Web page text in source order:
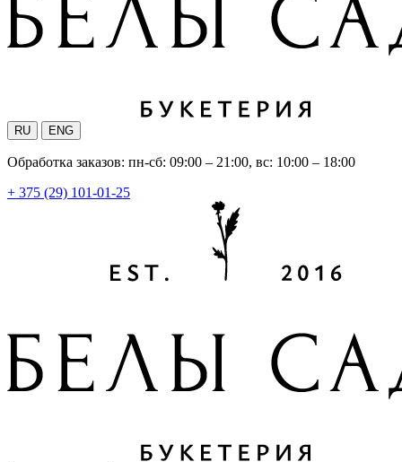
RU ENG
Обработка заказов: пн-сб: 09:00 – 21:00, вс: 10:00 – 18:00
+ 375 (29) 101-01-25